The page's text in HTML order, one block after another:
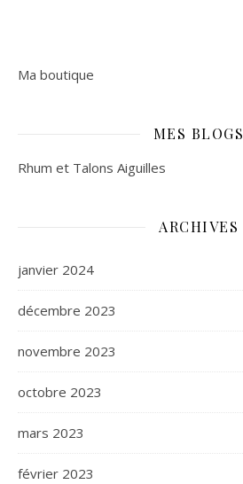
Ma boutique
MES BLOGS
Rhum et Talons Aiguilles
ARCHIVES
janvier 2024
décembre 2023
novembre 2023
octobre 2023
mars 2023
février 2023